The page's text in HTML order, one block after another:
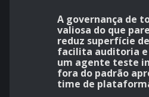
A governança de
valiosa do que
reduz superfície
facilita auditoria e
um agente teste
fora do padrão
time de